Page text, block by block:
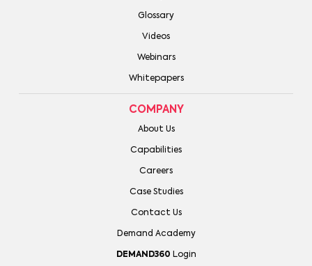
Glossary
Videos
Webinars
Whitepapers
COMPANY
About Us
Capabilities
Careers
Case Studies
Contact Us
Demand Academy
DEMAND360 Login